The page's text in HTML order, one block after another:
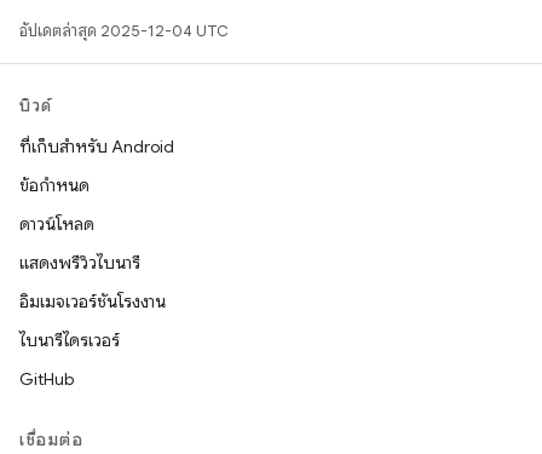
อัปเดตล่าสุด 2025-12-04 UTC
บิวด์
ที่เก็บสำหรับ Android
ข้อกำหนด
ดาวน์โหลด
แสดงพรีวิวไบนารี
อิมเมจเวอร์ชันโรงงาน
ไบนารีไดรเวอร์
GitHub
เชื่อมต่อ